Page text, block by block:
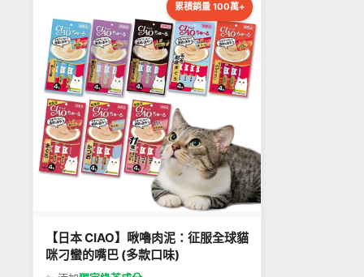
累積銷量 100萬+
【日本 CIAO】啾嚕肉泥：征服全球貓
咪刁蠻的嘴巴 (多款口味)